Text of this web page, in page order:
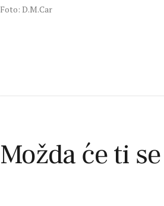
Foto: D.M.Car
Možda će ti